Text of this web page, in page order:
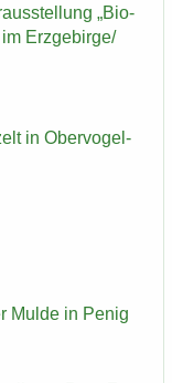
„Bio­
Erz­ge­bir­ge/
in Ober­vo­gel­
Mulde in Penig